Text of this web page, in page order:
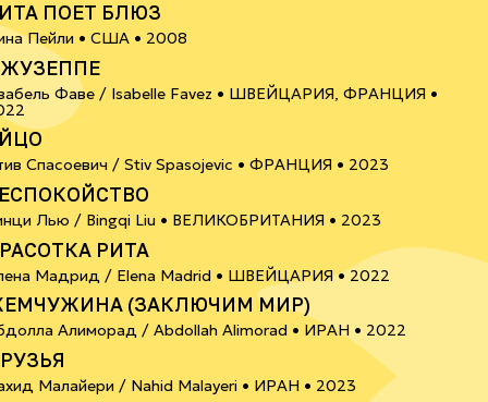
ПОЕТ БЛЮЗ
Пейли • США • 2008
Фаве / Isabelle Favez • ШВЕЙЦАРИЯ, ФРАНЦИЯ •6+
Спасоевич / Stiv Spasojevic • ФРАНЦИЯ • 2023
Лью / Bingqi Liu • ВЕЛИКОБРИТАНИЯ • 2023
РИТА
Мадрид / Elena Madrid • ШВЕЙЦАРИЯ• 2022
(ЗАКЛЮЧИМ МИР)
Алиморад / Abdollah Alimorad • ИРАН • 2022
Малайери / Nahid Malayeri • ИРАН • 2023